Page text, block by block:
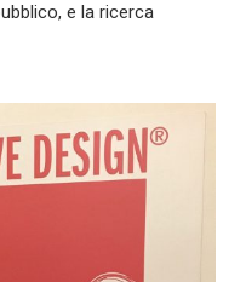
e la ricerca